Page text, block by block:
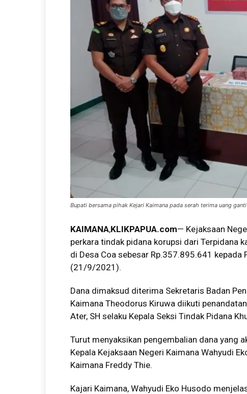
Bupati bersama pihak Kejari Kaimana pada serah terima uang
KAIMANA,KLIKPAPUA.com— Kejaksaan
perkara tindak pidana korupsi dari Terpidana
di Desa Coa sebesar Rp.357.895.641 kepada
(21/9/2021).
Dana dimaksud diterima Sekretaris Badan
Kaimana Theodorus Kiruwa diikuti
Ater, SH selaku Kepala Seksi Tindak Pidana
Turut menyaksikan pengembalian dana yang
Kepala Kejaksaan Negeri Kaimana Wahyudi
Kaimana Freddy Thie.
Kajari Kaimana, Wahyudi Eko Husodo